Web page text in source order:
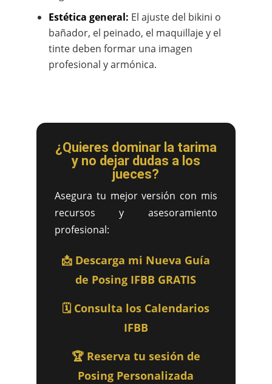
Estética general: El ajuste del bikini o
bañador, el peinado, el maquillaje y el
tinte deben formar una imagen
profesional y armónica.
¿Quieres dominar la tarima
y no dejar dudas a los
jueces?
Asegura tu mejor versión con mis
recursos y asesoramiento
profesional:
📩 Descarga mi Nueva Guía
de Posing IFBB GRATIS
🗓️ Consulta los Calendarios
IFBB
🏆 Reserva tu sesión de
Posing Personalizada